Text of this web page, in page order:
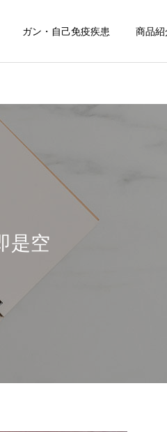
ガン・自己免疫疾患 商品紹
健康について
夏の頭痛におすすめのドリ
ンク！
是空